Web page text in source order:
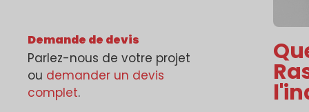
Demande de devis
Parlez-nous de votre projet
ou demander un devis
complet.